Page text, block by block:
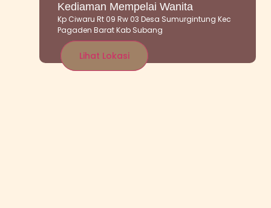
Kediaman Mempelai Wanita
Kp Ciwaru Rt 09 Rw 03 Desa Sumurgintung Kec
Pagaden Barat Kab Subang
Lihat Lokasi